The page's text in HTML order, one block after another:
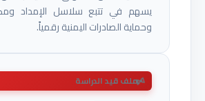
يسهم في تتبع سلاسل الإمداد
وحماية الصادرات اليمنية رقمياً.
ملف قيد الدراسة